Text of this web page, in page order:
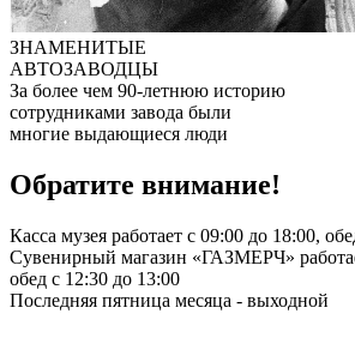
ЗНАМЕНИТЫЕ
АВТОЗАВОДЦЫ
За более чем 90-летнюю историю
сотрудниками завода были
многие выдающиеся люди
Обратите внимание!
Касса музея работает с 09:00 до 18:00,
Сувенирный магазин «ГАЗМЕРЧ»
обед с 12:30 до 13:00
Последняя пятница месяца - выходной